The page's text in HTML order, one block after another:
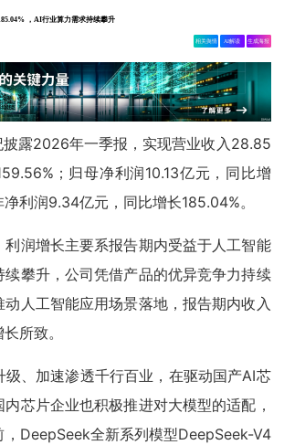
，AI行业算力需求持续攀升
相关舆情 AI解读 生成海报
露2026年一季报，实现营业收入28.85
；归母净利润10.13亿元，同比增
利润9.34亿元，同比增长185.04%。
利润增长主要系报告期内受益于人工智能
续攀升，公司凭借产品的优异竞争力持续
人工智能应用场景落地，报告期内收入
所致。
级、加速渗透千行百业，在驱动国产AI芯
芯片企业也积极推进对大模型的适配，
，DeepSeek全新系列模型DeepSeek-V4